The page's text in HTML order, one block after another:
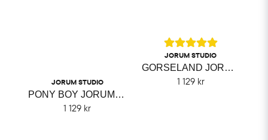
JORUM STUDIO
PONY BOY JORUM STUDIO
1 129 kr
JORUM STUDIO
GORSELAND JORUM STUDIO
1 129 kr